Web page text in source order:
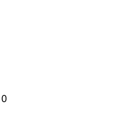
0